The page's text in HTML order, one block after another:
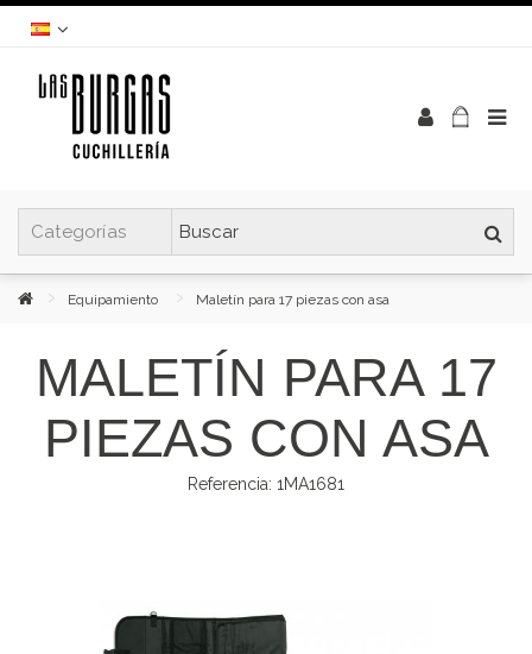
Equipamiento Maletín para 17 piezas con asa
MALETÍN PARA 17
PIEZAS CON ASA
Referencia: 1MA1681